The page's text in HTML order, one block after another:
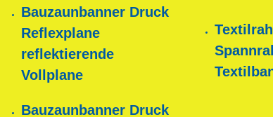
Bauzaunbanner Druck
Reflexplane
reflektierende
Vollplane
Bauzaunbanner Druck